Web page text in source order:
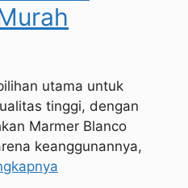
utama untuk
tinggi, dengan
Marmer Blanco
keanggunannya,